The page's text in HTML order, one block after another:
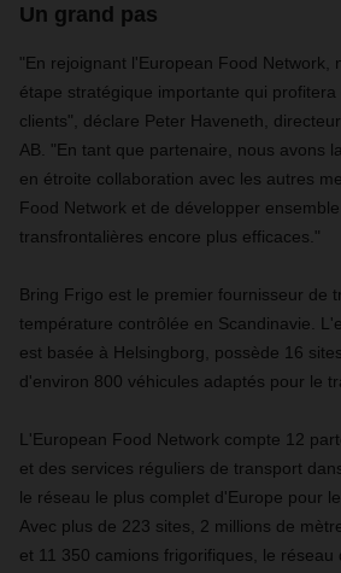
Un grand pas
"En rejoignant l'European Food Network,
étape stratégique importante qui
clients", déclare Peter Haveneth,
AB. "En tant que partenaire, nous avons
en étroite collaboration avec les autres
Food Network et de développer
transfrontalières encore plus efficaces."
Bring Frigo est le premier fournisseur de
température contrôlée en Scandinavie.
est basée à Helsingborg, possède 16
d'environ 800 véhicules adaptés pour le
L'European Food Network compte 12
et des services réguliers de transport
le réseau le plus complet d'Europe pour
Avec plus de 223 sites, 2 millions de
et 11 350 camions frigorifiques, le